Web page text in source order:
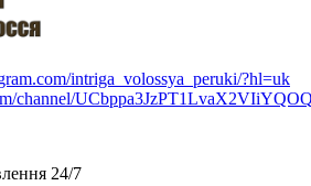
intriga_volossya_peruki/?hl=uk
channel/
24/7